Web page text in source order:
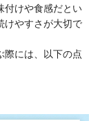
付けや食感だとい
けやすさが大切で
際には、以下の点